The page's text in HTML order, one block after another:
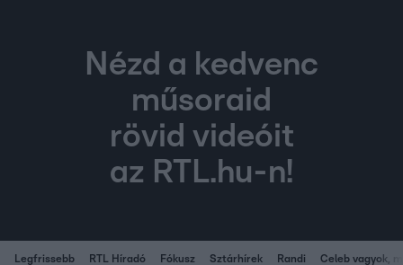
Nézd a kedvenc
műsoraid
rövid videóit
az RTL.hu-n!
Legfrissebb RTL Híradó Fókusz Sztárhírek Randi Celeb vagyok,